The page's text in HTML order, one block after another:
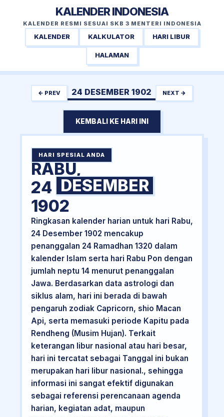
KALENDER INDONESIA
KALENDER RESMI SESUAI SKB 3 MENTERI INDONESIA
KALENDER KALKULATOR HARI LIBUR
HALAMAN
← PREV 24 DESEMBER 1902 NEXT →
KEMBALI KE HARI INI
HARI SPESIAL ANDA
RABU,
24 DESEMBER
1902
Ringkasan kalender harian untuk hari Rabu,
24 Desember 1902 mencakup
penanggalan 24 Ramadhan 1320 dalam
kalender Islam serta hari Rabu Pon dengan
jumlah neptu 14 menurut penanggalan
Jawa. Berdasarkan data astrologi dan
siklus alam, hari ini berada di bawah
pengaruh zodiak Capricorn, shio Macan
Api, serta memasuki periode Kapitu pada
Rendheng (Musim Hujan). Terkait
keterangan libur nasional atau hari besar,
hari ini tercatat sebagai Tanggal ini bukan
merupakan hari libur nasional., sehingga
informasi ini sangat efektif digunakan
sebagai referensi perencanaan agenda
harian, kegiatan adat, maupun